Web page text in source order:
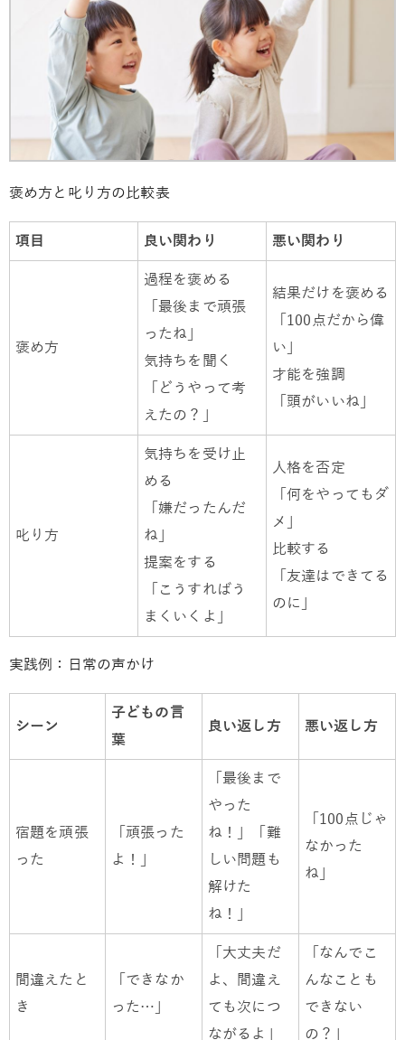
褒め方と叱り方の比較表
項目 良い関わり 悪い関わり
褒め方
過程を褒める
「最後まで頑張
ったね」
気持ちを聞く
「どうやって考
えたの？」
結果だけを褒める
「100点だから偉
い」
才能を強調
「頭がいいね」
叱り方
気持ちを受け止
める
「嫌だったんだ
ね」
提案をする
「こうすればう
まくいくよ」
人格を否定
「何をやってもダ
メ」
比較する
「友達はできてる
のに」
実践例：日常の声かけ
シーン
子どもの言
葉
良い返し方 悪い返し方
宿題を頑張
った
「頑張った
よ！」
「最後まで
やった
ね！」「難
しい問題も
解けた
ね！」
「100点じゃ
なかった
ね」
間違えたと
き
「できなか
った…」
「大丈夫だ
よ、間違え
ても次につ
ながるよ」
「なんでこ
んなことも
できない
の？」